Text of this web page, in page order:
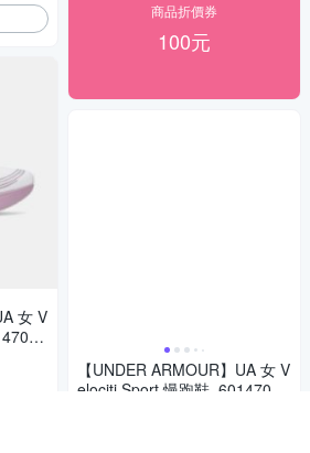
女 V
商品折價券
100元
【UNDER ARMOUR】UA 女 V
elociti Sport 慢跑鞋_6014709-